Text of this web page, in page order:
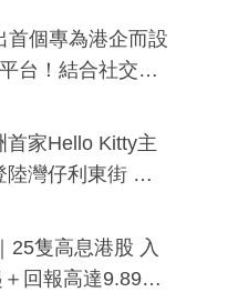
首個專為港企而設
台！結合社交聆
地」宣傳短片
首家Hello Kitty主
陸灣仔利東街 推
調系列
25隻高息港股 入
回報高達9.89